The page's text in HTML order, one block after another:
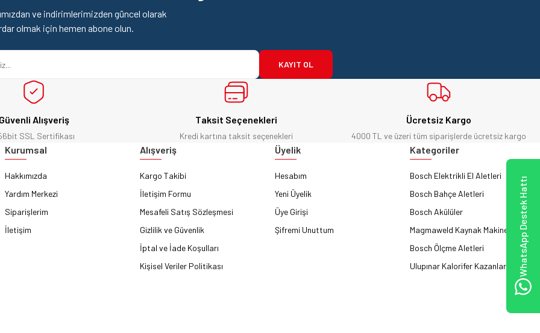
ve indirimlerimizden güncel olarak
olmak için hemen abone olun.
KAYIT OL
Güvenli Alışveriş
SSL Sertifikası
Taksit Seçenekleri
Kredi kartına taksit seçenekleri
Ücretsiz Kargo
4000 TL ve üzeri tüm siparişlerde ücretsiz kargo
Kurumsal
Hakkımızda
Yardım Merkezi
Siparişlerim
İletişim
Alışveriş
Kargo Takibi
İletişim Formu
Mesafeli Satış Sözleşmesi
Gizlilik ve Güvenlik
İptal ve İade Koşulları
Kişisel Veriler Politikası
Üyelik
Hesabım
Yeni Üyelik
Üye Girişi
Şifremi Unuttum
Kategoriler
Bosch Elektrikli El Aletleri
Bosch Bahçe Aletleri
Bosch Akülüler
Magmaweld Kaynak Makineleri
Bosch Ölçme Aletleri
Ulupınar Kalorifer Kazanları
WhatsApp Destek Hattı